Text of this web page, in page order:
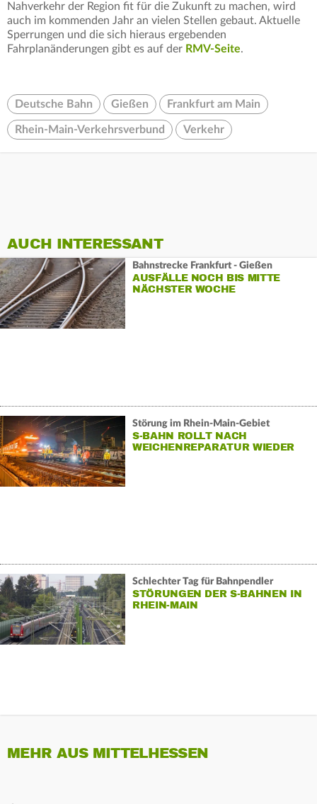
Nahverkehr der Region fit für die Zukunft zu machen, wird
auch im kommenden Jahr an vielen Stellen gebaut. Aktuelle
Sperrungen und die sich hieraus ergebenden
Fahrplanänderungen gibt es auf der RMV-Seite.
Deutsche Bahn Gießen Frankfurt am Main
Rhein-Main-Verkehrsverbund Verkehr
AUCH INTERESSANT
Bahnstrecke Frankfurt - Gießen
AUSFÄLLE NOCH BIS MITTE
NÄCHSTER WOCHE
Störung im Rhein-Main-Gebiet
S-BAHN ROLLT NACH
WEICHENREPARATUR WIEDER
Schlechter Tag für Bahnpendler
STÖRUNGEN DER S-BAHNEN IN
RHEIN-MAIN
MEHR AUS MITTELHESSEN